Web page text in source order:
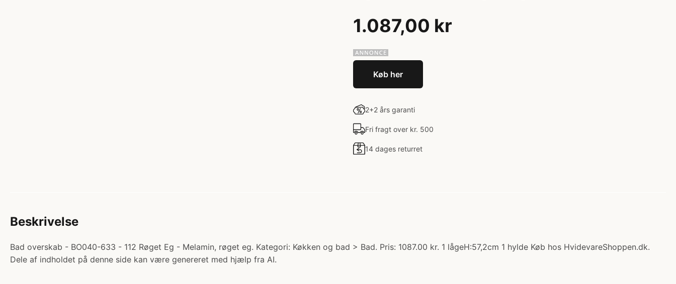
1.087,00 kr
Køb her
2+2 års garanti
Fri fragt over kr. 500
14 dages returret
Beskrivelse
Bad overskab - BO040-633 - 112 Røget Eg - Melamin, røget eg. Kategori: Køkken og bad > Bad. Pris: 1087.00 kr. 1 lågeH:57,2cm 1 hylde Køb hos HvidevareShoppen.dk.
Dele af indholdet på denne side kan være genereret med hjælp fra AI.